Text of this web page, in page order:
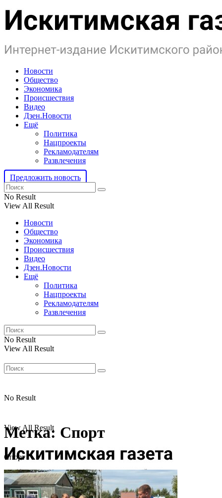
Новости
Общество
Экономика
Происшествия
Видео
Дзен.Новости
Ещё
Политика
Нацпроекты
Рекламодателям
Развлечения
Предложить новость
No Result
View All Result
Новости
Общество
Экономика
Происшествия
Видео
Дзен.Новости
Ещё
Политика
Нацпроекты
Рекламодателям
Развлечения
No Result
View All Result
No Result
View All Result
Метка: Cпорт
Cпорт